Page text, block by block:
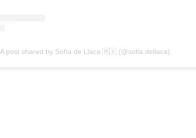
A post shared by Sofía de Llaca 🇲🇽 (@sofia.dellaca)